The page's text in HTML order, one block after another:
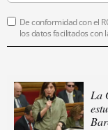
De conformidad con el
los datos facilitados con
La